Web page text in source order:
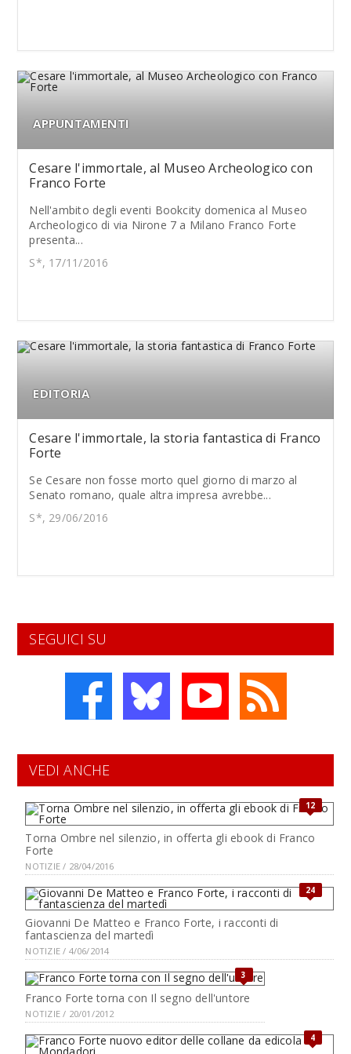
APPUNTAMENTI
Cesare l'immortale, al Museo Archeologico con
Franco Forte
Nell'ambito degli eventi Bookcity domenica al Museo
Archeologico di via Nirone 7 a Milano Franco Forte
presenta...
S*, 17/11/2016
EDITORIA
Cesare l'immortale, la storia fantastica di Franco
Forte
Se Cesare non fosse morto quel giorno di marzo al
Senato romano, quale altra impresa avrebbe...
S*, 29/06/2016
SEGUICI SU
VEDI ANCHE
12
Torna Ombre nel silenzio, in offerta gli ebook di Franco
Forte
NOTIZIE / 28/04/2016
24
Giovanni De Matteo e Franco Forte, i racconti di
fantascienza del martedì
NOTIZIE / 4/06/2014
3
Franco Forte torna con Il segno dell'untore
NOTIZIE / 20/01/2012
4